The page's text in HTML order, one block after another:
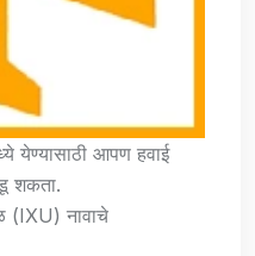
येण्यासाठी आपण हवाई
शकता.
(IXU) नावाचे